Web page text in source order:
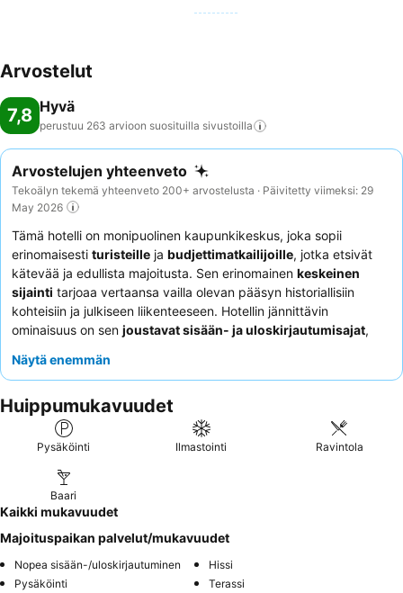
Arvostelut
7,8 Hyvä
perustuu 263 arvioon suosituilla sivustoilla
Arvostelujen yhteenveto
Tekoälyn tekemä yhteenveto 200+ arvostelusta · Päivitetty viimeksi: 29
May 2026
Tämä hotelli on monipuolinen kaupunkikeskus, joka sopii
erinomaisesti turisteille ja budjettimatkailijoille, jotka etsivät
kätevää ja edullista majoitusta. Sen erinomainen keskeinen
sijainti tarjoaa vertaansa vailla olevan pääsyn historiallisiin
kohteisiin ja julkiseen liikenteeseen. Hotellin jännittävin
ominaisuus on sen joustavat sisään- ja uloskirjautumisajat,
kehuvat jatkuvasti henkilökunnan
arvostavat läheistä kahvilaa turkkilaisen kahvin ja makeisten
tarjoajana vaihtoehtona rajalliselle aamiaiselle. Hiljaisempaa
kokemusta etsivien asiakkaiden kannattaa pyytää huonetta,
Näytä enemmän
Huippumukavuudet
Pysäköinti Ilmastointi Ravintola
Baari
Kaikki mukavuudet
Majoituspaikan palvelut/mukavuudet
Nopea sisään-/uloskirjautuminen
Hissi
Pysäköinti
Terassi